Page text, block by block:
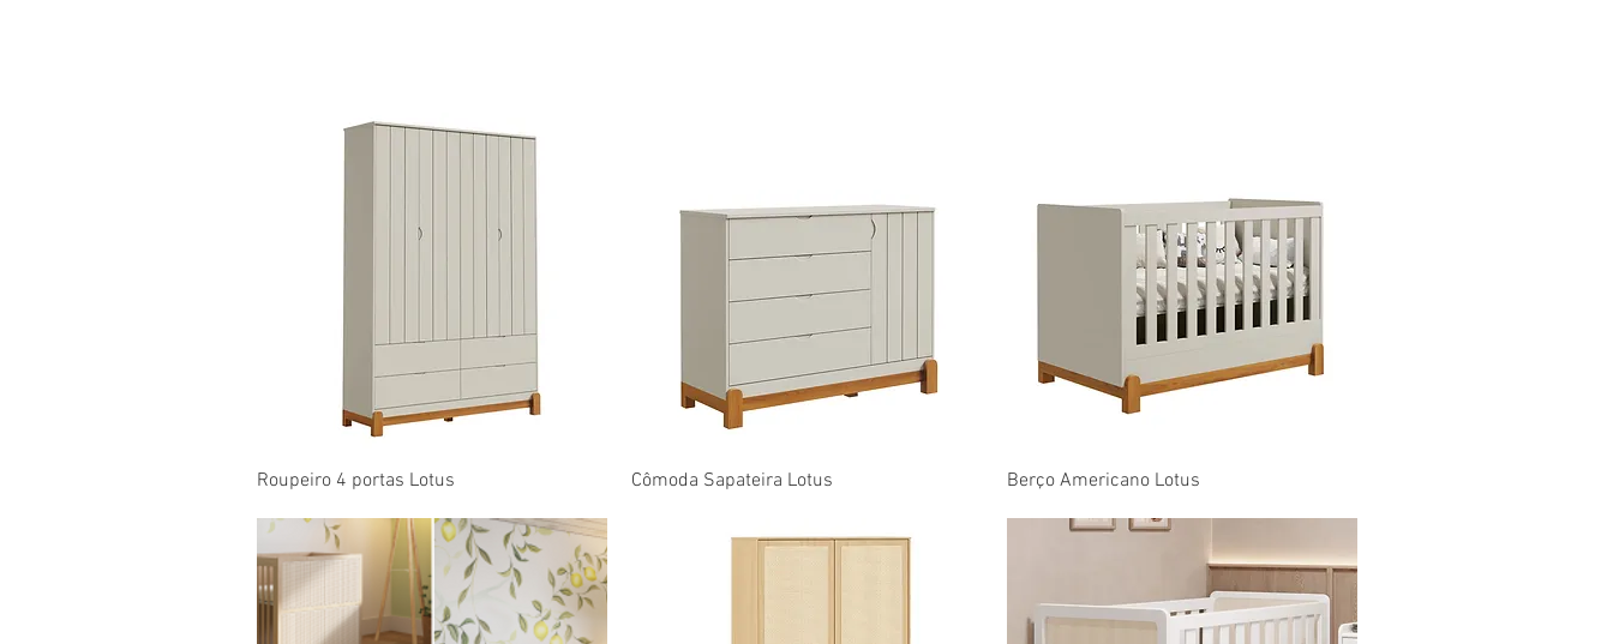
Visualização rápida
Roupeiro 4 portas Lotus Visualização rápida
Cômoda Sapateira Lotus Visualização rápida
Berço Americano Lotus